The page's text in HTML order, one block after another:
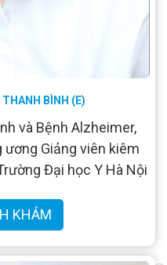
BÌNH (E)
và Bệnh Alzheimer,
ương Giảng viên kiêm
Đại học Y Hà Nội
KHÁM